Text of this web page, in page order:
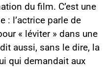
du film. C’est une
: l’actrice parle de
« léviter » dans une
aussi, sans le dire, la
qui demandait aux